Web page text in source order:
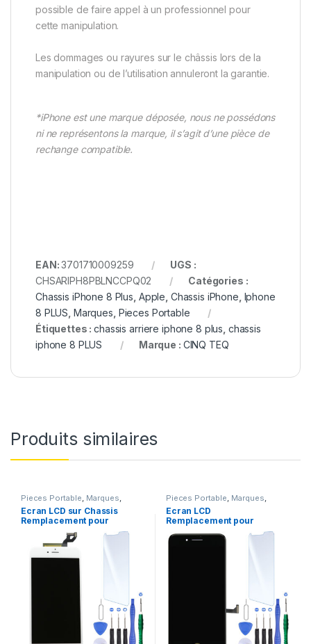
possible de faire appel à un professionnel pour
cette manipulation.
Les dommages ou rayures sur le châssis lors de la
manipulation ou de l’utilisation annuleront la garantie.
*iPhone est une marque déposée, nous ne possédons
ni ne représentons la marque, il s’agit d’une pièce de
rechange compatible.
EAN:3701710009259
UGS :
CHSARIPH8PBLNCCPQ02
Catégories :
Chassis iPhone 8 Plus Apple Chassis iPhone Iphone
8 PLUS Marques Pieces Portable
Étiquettes :chassis arriere iphone 8 plus chassis
iphone 8 PLUS
Marque : CINQ TEQ
Produits similaires
Pieces Portable, Marques,
Apple iPhone 6S Plus
Ecran LCD sur Chassis
Remplacement pour
iPhone 6S Plus Blanc
Pieces Portable, Marques,
Apple iPhone 7 Plus
Ecran LCD
Remplacement pour
+Verre Trempe +Kit